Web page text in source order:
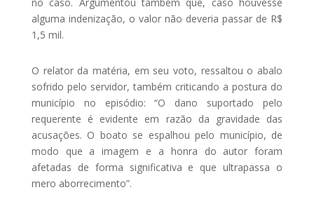
alguma indenização, o valor não deveria passar de R$
1,5 mil.
O relator da matéria, em seu voto, ressaltou o abalo
sofrido pelo servidor, também criticando a postura do
município no episódio: “O dano suportado pelo
requerente é evidente em razão da gravidade das
acusações. O boato se espalhou pelo município, de
modo que a imagem e a honra do autor foram
afetadas de forma significativa e que ultrapassa o
mero aborrecimento”.